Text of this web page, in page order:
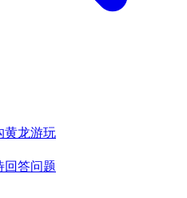
黄龙游玩
回答问题